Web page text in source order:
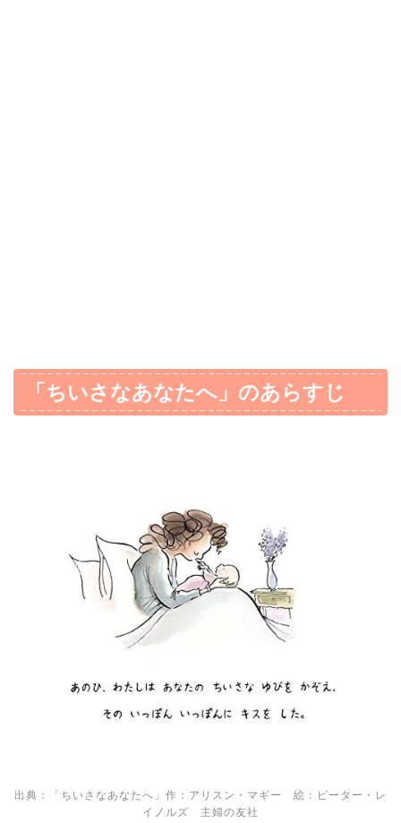
「ちいさなあなたへ」のあらすじ
出典：「ちいさなあなたへ」作：アリスン・マギー 絵：ピーター・レ
イノルズ 主婦の友社